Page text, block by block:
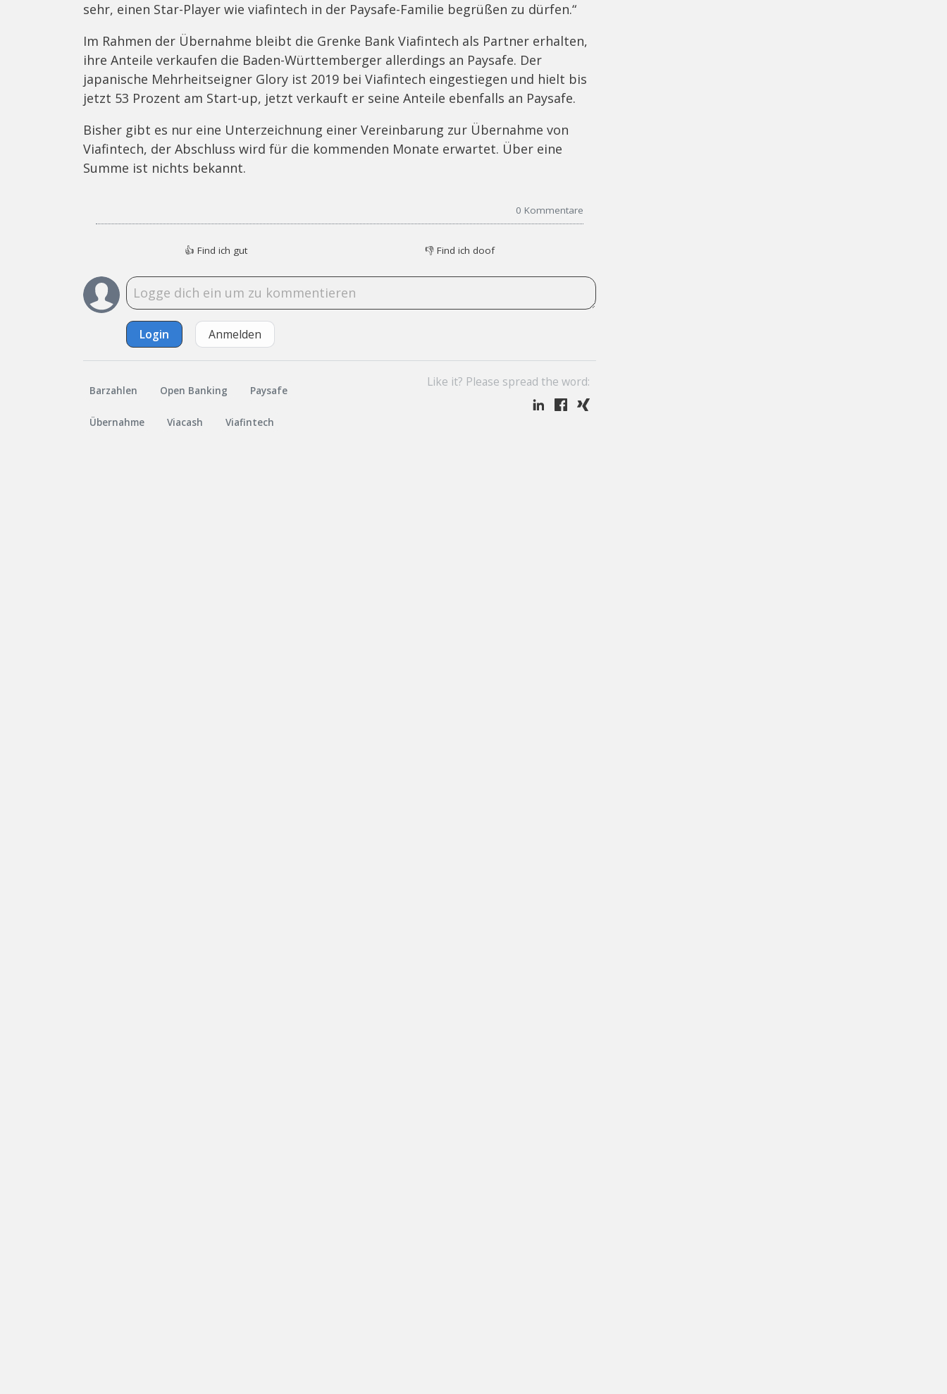
sehr, einen Star-Player wie viafintech in der Paysafe-Familie begrüßen zu dürfen.“
Im Rahmen der Übernahme bleibt die Grenke Bank Viafintech als Partner erhalten,
ihre Anteile verkaufen die Baden-Württemberger allerdings an Paysafe. Der
japanische Mehrheitseigner Glory ist 2019 bei Viafintech eingestiegen und hielt bis
jetzt 53 Prozent am Start-up, jetzt verkauft er seine Anteile ebenfalls an Paysafe.
Bisher gibt es nur eine Unterzeichnung einer Vereinbarung zur Übernahme von
Viafintech, der Abschluss wird für die kommenden Monate erwartet. Über eine
Summe ist nichts bekannt.
0 Kommentare
👍 Find ich gut 👎 Find ich doof
Login Anmelden
Barzahlen Open Banking Paysafe
Übernahme Viacash Viafintech
Like it? Please spread the word: